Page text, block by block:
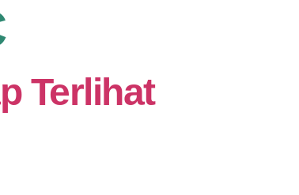
Terlihat